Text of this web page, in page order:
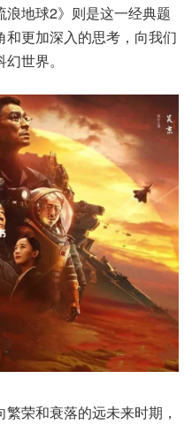
地球2》则是这一经典题
更加深入的思考，向我们
世界。
荣和衰落的远未来时期，